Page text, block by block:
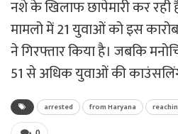
नशे के खिलाफ छापेमारी कर
मामलो में 21 युवाओं को इस
ने गिरफ्तार किया है। जबकि
51 से अधिक युवाओं की
arrested from Haryana